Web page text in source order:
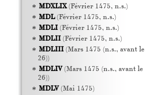
MDXLIX(Février 1475, n.s.)
MDL(Février 1475, n.s.)
MDLI(Février 1475, n.s.)
MDLII(Février 1475, n.s.)
MDLIII(Mars 1475 (n.s., avant le
26))
MDLIV(Mars 1475 (n.s., avant le
26))
MDLV(Mai 1475)